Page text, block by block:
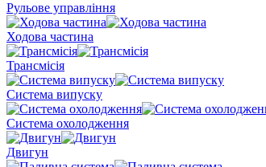
Рульове управління
Ходова частина
Трансмісія
Система випуску
Система охолодження
Двигун